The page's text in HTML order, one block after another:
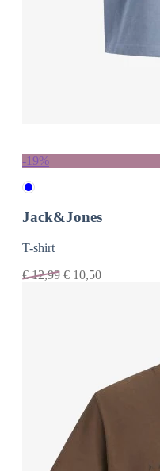
-19%
Jack&Jones
T-shirt
€12,99 € 10,50